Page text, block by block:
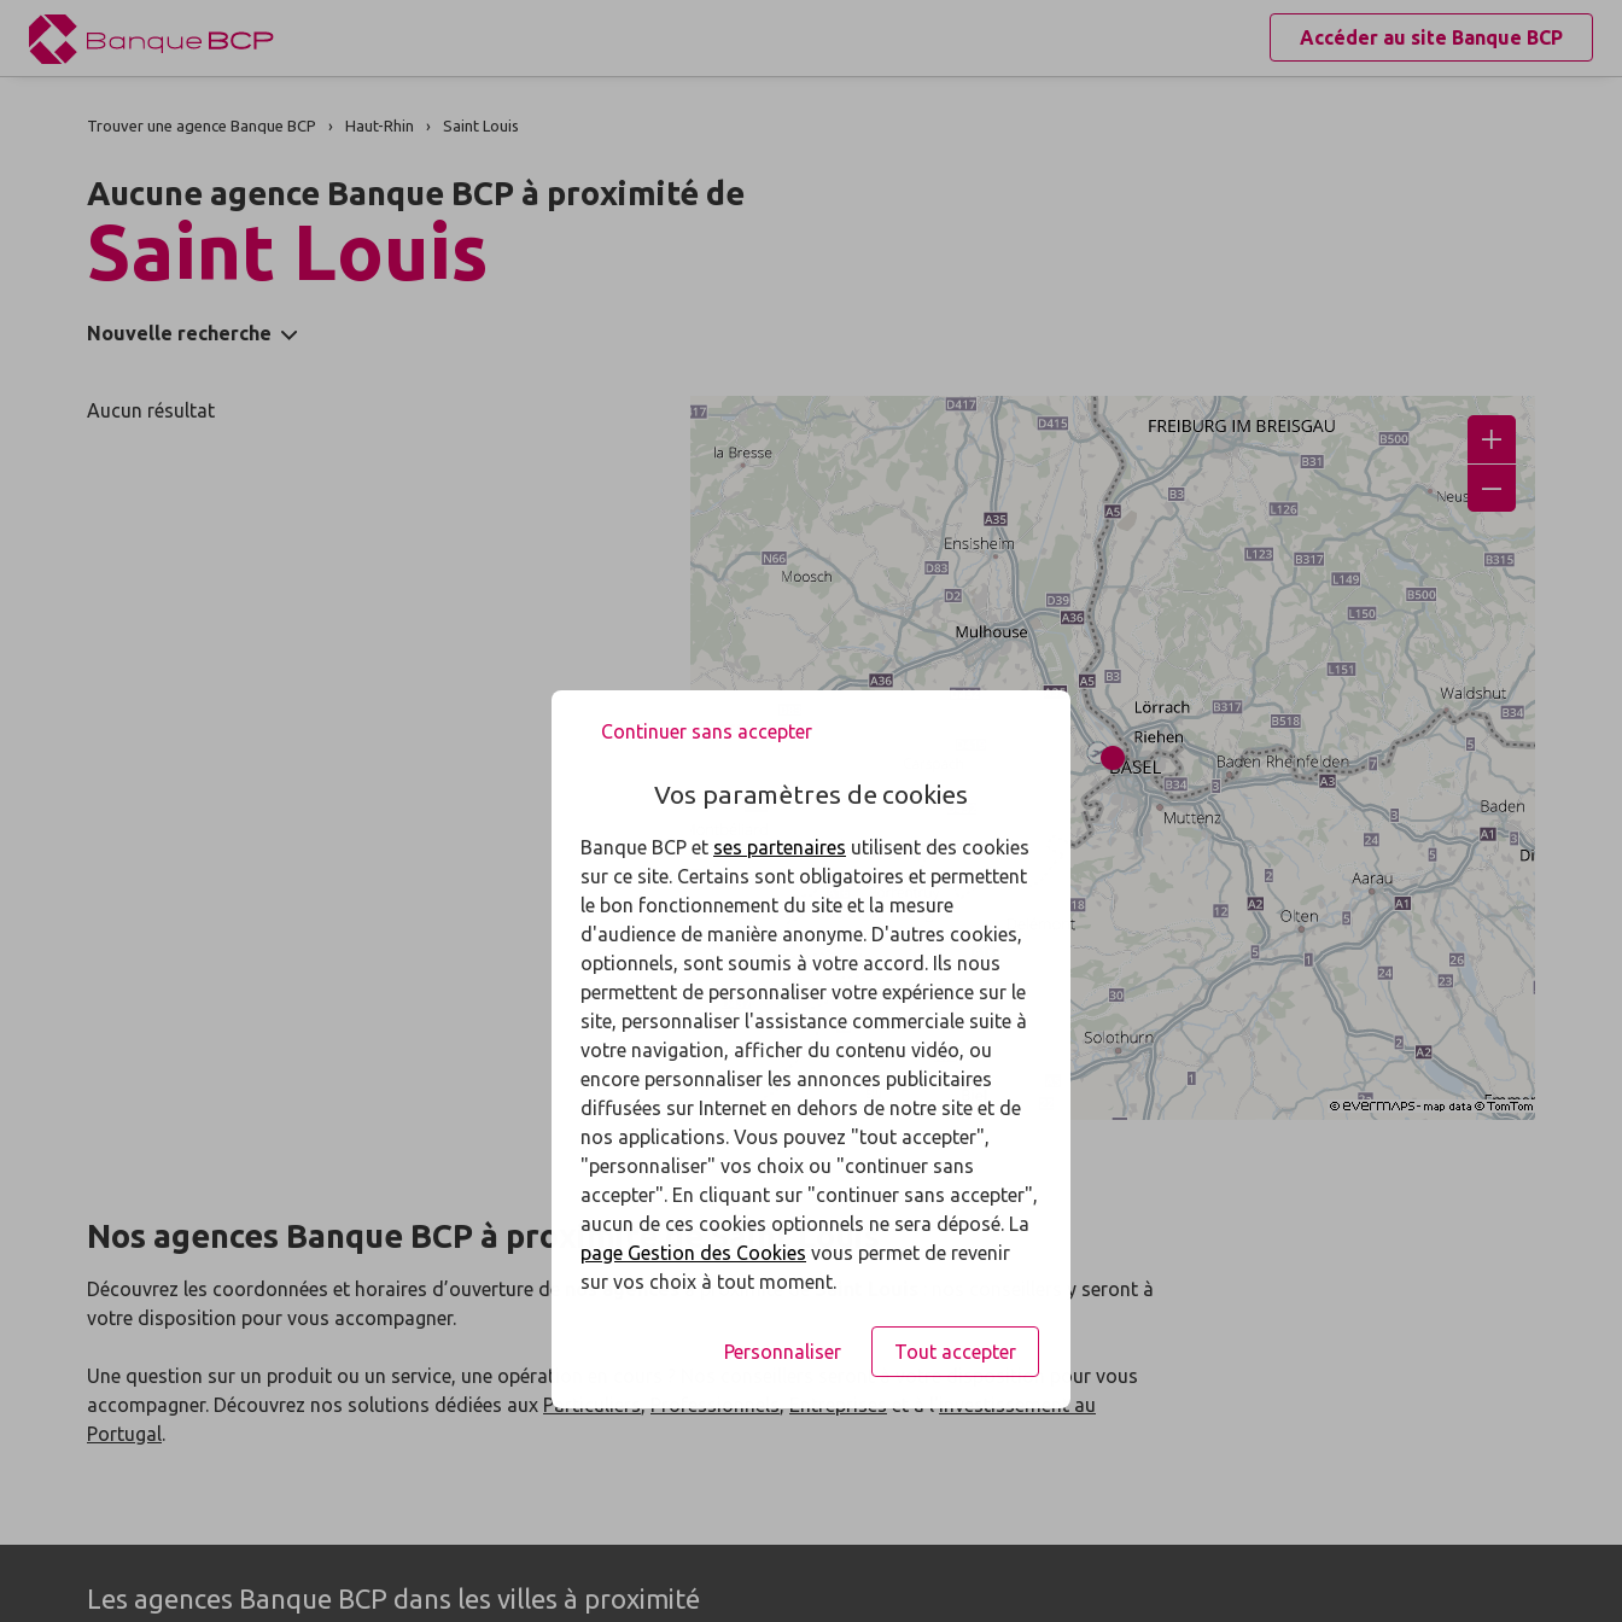
Accéder au site Banque BCP
Trouver une agence Banque BCP Haut-Rhin Saint Louis
Aucune agence Banque BCP à proximité de
Saint Louis
Nouvelle recherche
Aucun résultat
Nos agences Banque BCP à proximité deSaint Louis
Découvrez les coordonnées et horaires d’ouverture de nos agencesà proximité deSaint Louis
: nos conseillers y seront à
votre disposition pour vous accompagner.
Une question sur un produit ou un service, une opération en cours ? Nos conseillers seront à votre disposition pour vous
accompagner. Découvrez nos solutions dédiées aux Particuliers,Professionnels,Entrepriseset à l'investissement au
Portugal.
Les agences Banque BCP dans les villes à proximité
Continuer sans accepter
Vos paramètres de cookies
Banque BCP et ses partenaires utilisent des cookies
sur ce site. Certains sont obligatoires et permettent
le bon fonctionnement du site et la mesure
d'audience de manière anonyme. D'autres cookies,
optionnels, sont soumis à votre accord. Ils nous
permettent de personnaliser votre expérience sur le
site, personnaliser l'assistance commerciale suite à
votre navigation, afficher du contenu vidéo, ou
encore personnaliser les annonces publicitaires
diffusées sur Internet en dehors de notre site et de
nos applications. Vous pouvez "tout accepter",
"personnaliser" vos choix ou "continuer sans
accepter". En cliquant sur "continuer sans accepter",
aucun de ces cookies optionnels ne sera déposé. La
page Gestion des Cookies vous permet de revenir
sur vos choix à tout moment.
Personnaliser Tout accepter